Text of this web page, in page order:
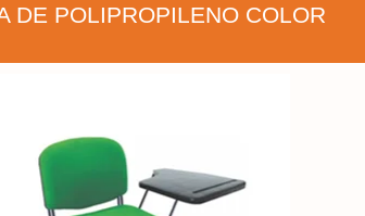
DE POLIPROPILENO COLOR